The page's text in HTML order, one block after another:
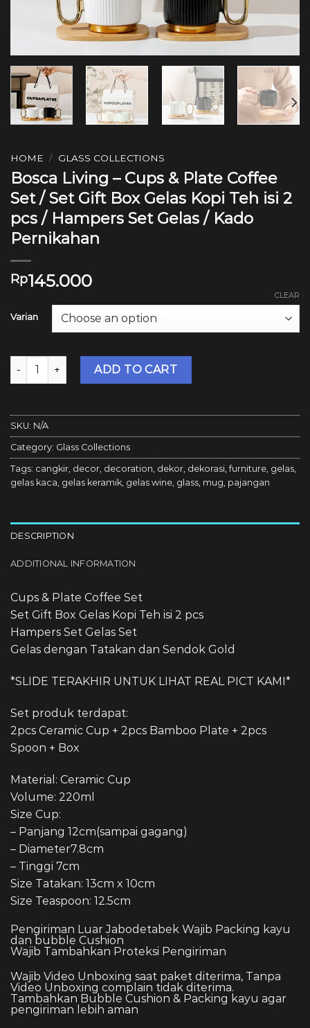
HOME / GLASS COLLECTIONS
Bosca Living – Cups & Plate Coffee
Set / Set Gift Box Gelas Kopi Teh isi 2
pcs / Hampers Set Gelas / Kado
Pernikahan
Rp145.000
Varian
CLEAR
Bosca Living - Cups & Plate Coffee Set / Set Gift Box
ADD TO CART
SKU: N/A
Category: Glass Collections
Tags: cangkir decor decoration dekor dekorasi ,furniture gelas
gelas kaca gelas keramik gelas wine glass mug pajangan
DESCRIPTION
ADDITIONAL INFORMATION
Cups & Plate Coffee Set
Set Gift Box Gelas Kopi Teh isi 2 pcs
Hampers Set Gelas Set
Gelas dengan Tatakan dan Sendok Gold
*SLIDE TERAKHIR UNTUK LIHAT REAL PICT KAMI*
Set produk terdapat:
2pcs Ceramic Cup + 2pcs Bamboo Plate + 2pcs
Spoon + Box
Material: Ceramic Cup
Volume: 220ml
Size Cup:
– Panjang 12cm(sampai gagang)
– Diameter7.8cm
– Tinggi 7cm
Size Tatakan: 13cm x 10cm
Size Teaspoon: 12.5cm
Pengiriman Luar Jabodetabek Wajib Packing kayu
dan bubble Cushion
Wajib Tambahkan Proteksi Pengiriman
Wajib Video Unboxing saat paket diterima, Tanpa
Video Unboxing complain tidak diterima.
Tambahkan Bubble Cushion & Packing kayu agar
pengiriman lebih aman